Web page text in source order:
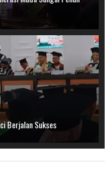
Berjalan Sukses